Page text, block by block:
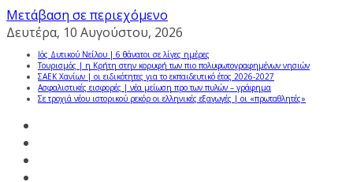
Μετάβαση σε περιεχόμενο
Δευτέρα, 10 Αυγούστου, 2026
Ιός Δυτικού Νείλου | 6 θάνατοι σε λίγες ημέρες
Τουρισμός | η Κρήτη στην κορυφή των πιο πολυφωτογραφημένων νησιών
ΣΑΕΚ Χανίων | οι ειδικότητες για το εκπαιδευτικό έτος 2026-2027
Ασφαλιστικές εισφορές | νέα μείωση προ των πυλών – γράφημα
Σε τροχιά νέου ιστορικού ρεκόρ οι ελληνικές εξαγωγές | οι «πρωταθλητές»